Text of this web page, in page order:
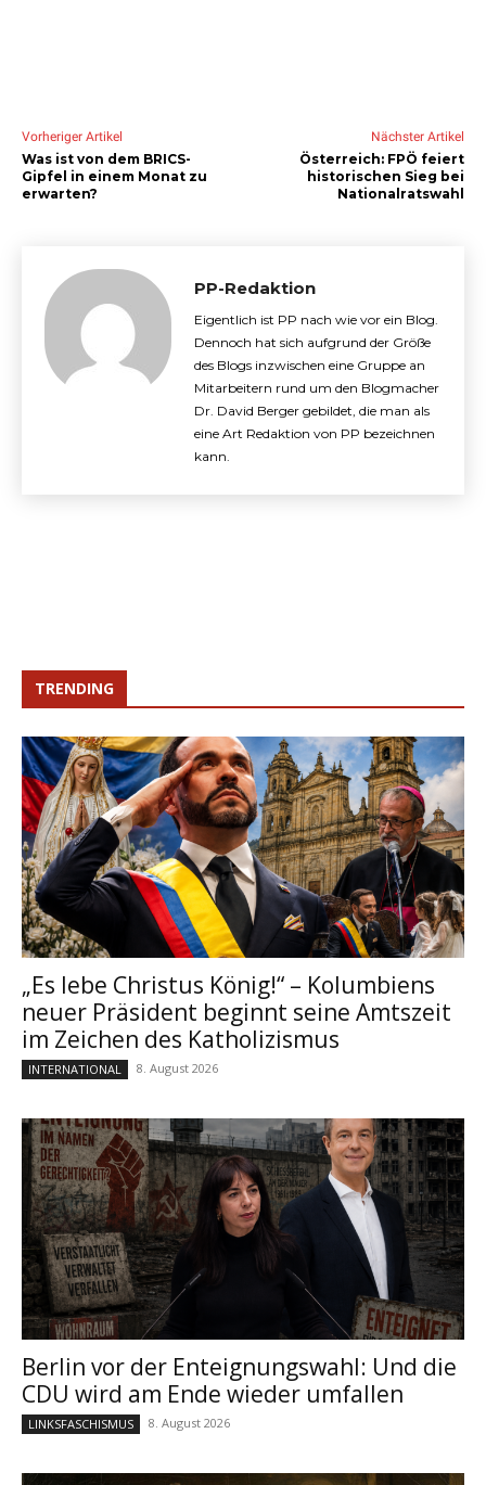
Vorheriger Artikel
Was ist von dem BRICS-
Gipfel in einem Monat zu
erwarten?
Nächster Artikel
Österreich: FPÖ feiert
historischen Sieg bei
Nationalratswahl
PP-Redaktion
Eigentlich ist PP nach wie vor ein Blog.
Dennoch hat sich aufgrund der Größe
des Blogs inzwischen eine Gruppe an
Mitarbeitern rund um den Blogmacher
Dr. David Berger gebildet, die man als
eine Art Redaktion von PP bezeichnen
kann.
TRENDING
„Es lebe Christus König!“ – Kolumbiens
neuer Präsident beginnt seine Amtszeit
im Zeichen des Katholizismus
INTERNATIONAL 8. August 2026
Berlin vor der Enteignungswahl: Und die
CDU wird am Ende wieder umfallen
LINKSFASCHISMUS 8. August 2026